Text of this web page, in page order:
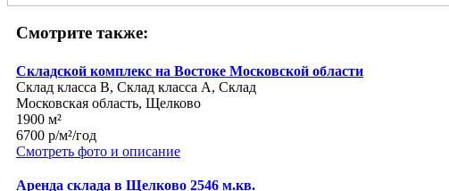
Смотрите также:
Складской комплекс на Востоке Московской области
Склад класса B, Склад класса A, Склад
Московская область, Щелково
1900 м²
6700 р/м²/год
Смотреть фото и описание
Аренда склада в Щелково 2546 м.кв.